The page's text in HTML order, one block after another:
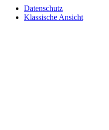
Datenschutz
Klassische Ansicht